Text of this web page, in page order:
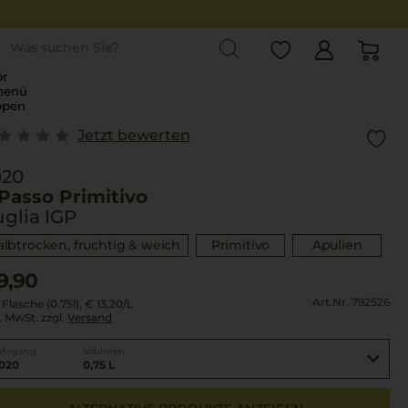
Jetzt bewerten
Primitivo
IGP
fruchtig & weich Primitivo Apulien
(0.75l), € 13,20/L
MwSt. zzgl. Versand
Art.Nr. 792526
0,75 L